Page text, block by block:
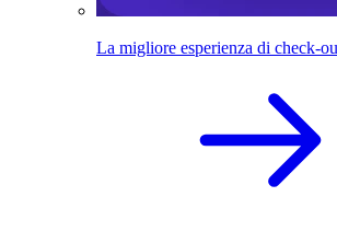
La migliore esperienza di check-